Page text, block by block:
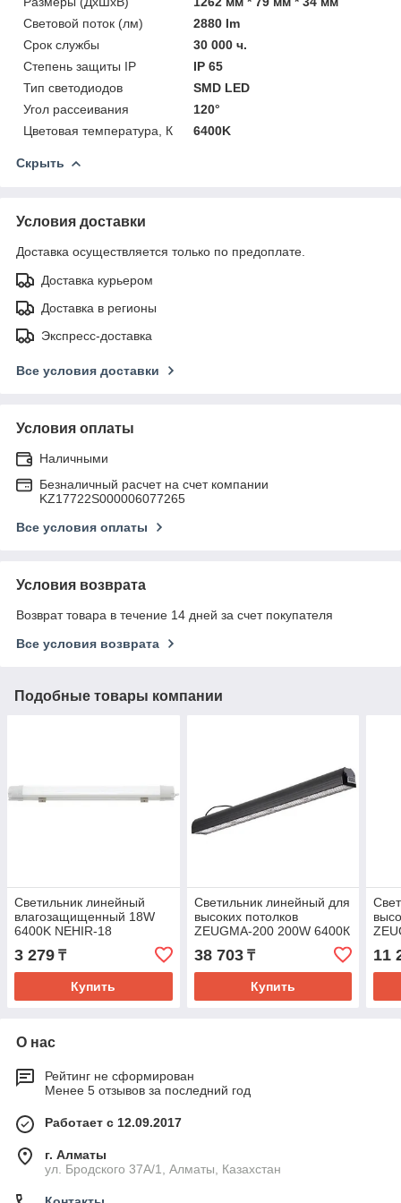
Световой поток (лм)
2880 lm
Срок службы
30 000 ч.
Степень защиты IP
IP 65
Тип светодиодов
SMD LED
Угол рассеивания
120°
Цветовая температура, К
6400K
Скрыть
Условия доставки
Доставка осуществляется только по предоплате.
Доставка курьером
Доставка в регионы
Экспресс-доставка
Все условия доставки
Условия оплаты
Наличными
Безналичный расчет на счет компании
KZ17722S000006077265
Все условия оплаты
Условия возврата
Возврат товара в течение 14 дней за счет покупателя
Все условия возврата
Подобные товары компании
Светильник линейный
влагозащищенный 18W
6400K NEHIR-18
3 279 ₸
Купить
Светильник линейный для
высоких потолков
ZEUGMA-200 200W 6400К
влагозащищенный
38 703₸
Купить
11
О нас
Рейтинг не сформирован
Менее 5 отзывов за последний год
Работает с 12.09.2017
г. Алматы
ул. Бродского 37А/1, Алматы, Казахстан